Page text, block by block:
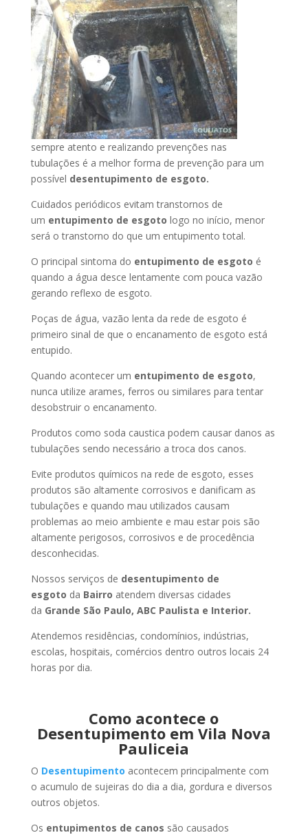
sempre atento e realizando prevenções nas
tubulações é a melhor forma de prevenção para um
possível desentupimento de esgoto.
Cuidados periódicos evitam transtornos de
um entupimento de esgoto logo no início, menor
será o transtorno do que um entupimento total.
O principal sintoma do entupimento de esgoto é
quando a água desce lentamente com pouca vazão
gerando reflexo de esgoto.
Poças de água, vazão lenta da rede de esgoto é
primeiro sinal de que o encanamento de esgoto está
entupido.
Quando acontecer um entupimento de esgoto,
nunca utilize arames, ferros ou similares para tentar
desobstruir o encanamento.
Produtos como soda caustica podem causar danos as
tubulações sendo necessário a troca dos canos.
Evite produtos químicos na rede de esgoto, esses
produtos são altamente corrosivos e danificam as
tubulações e quando mau utilizados causam
problemas ao meio ambiente e mau estar pois são
altamente perigosos, corrosivos e de procedência
desconhecidas.
Nossos serviços de desentupimento de
esgoto da Bairro atendem diversas cidades
da Grande São Paulo, ABC Paulista e Interior.
Atendemos residências, condomínios, indústrias,
escolas, hospitais, comércios dentro outros locais 24
horas por dia.
Como acontece o
Desentupimento em Vila Nova
Pauliceia
O Desentupimento acontecem principalmente com
o acumulo de sujeiras do dia a dia, gordura e diversos
outros objetos.
Os entupimentos de canos são causados